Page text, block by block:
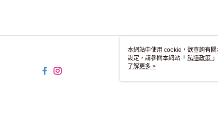
本網站中使用 cookie，欲查詢有
設定，請參閱本網站「 私隱政策
用 cookie。
了解更多 >